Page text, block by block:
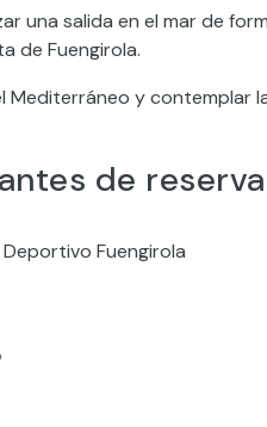
una salida en el mar de
de Fuengirola.
y contemplar
de
Fuengirola